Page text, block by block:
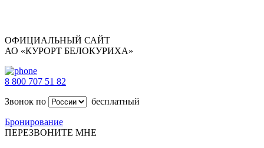
ОФИЦИАЛЬНЫЙ САЙТ
АО «КУРОРТ БЕЛОКУРИХА»
8 800 707 51 82
Звонок по
бесплатный
Бронирование
ПЕРЕЗВОНИТЕ МНЕ